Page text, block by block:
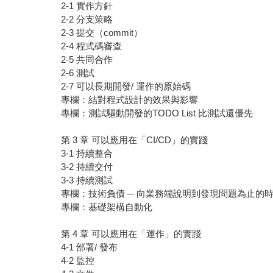
2-1 實作方針
2-2 分支策略
2-3 提交（commit）
2-4 程式碼審查
2-5 共同合作
2-6 測試
2-7 可以長期開發/ 運作的原始碼
專欄：結對程式設計的效果與影響
專欄：測試驅動開發的TODO List 比測試還優先
第 3 章 可以應用在「CI/CD」的實踐
3-1 持續整合
3-2 持續交付
3-3 持續測試
專欄：技術負債 ─ 向業務端說明到發現問題為止的
專欄：基礎架構自動化
第 4 章 可以應用在「運作」的實踐
4-1 部署/ 發布
4-2 監控